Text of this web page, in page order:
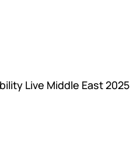
Live Middle East 2025